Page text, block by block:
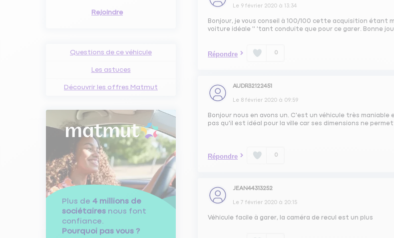
Rejoindre
Questions de ce véhicule
Les astuces
Découvrir les offres Matmut
Plus de 4 millions de
sociétaires nous font
confiance.
Pourquoi pas vous ?
Le 9 février 2020 à 13:34
Bonjour, je vous conseil à 100/100 cette acquisition étant
voiture idéale '' 'tant conduite que pour ce garer. Bonne
Répondre 0
AUDR32122451
Le 8 février 2020 à 09:59
Bonjour nous en avons un. C'est un véhicule très
pas qu'il est idéal pour la ville car ses dimensions ne
Répondre 0
JEAN44313252
Le7 février 2020 à 20:15
Véhicule facile à garer, la caméra de recul est un plus